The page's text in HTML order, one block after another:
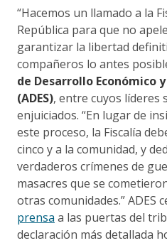
“Hacemos un llamado a la
República para que no
garantizar la libertad
compañeros lo antes
de Desarrollo Económico
(ADES), entre cuyos líderes
enjuiciados. “En lugar de
este proceso, la Fiscalía
cinco y a la comunidad, y
verdaderos crímenes de
masacres que se
otras comunidades.” ADES
prensa a las puertas del
declaración más detallada